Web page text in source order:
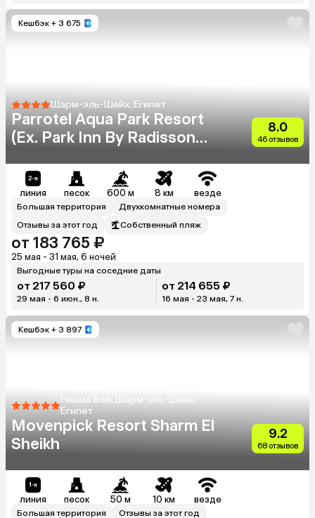
Кешбэк + 3 675
Шарм-эль-Шейх, Египет
Parrotel Aqua Park Resort
(Ex. Park Inn By Radisson
8.0
46 отзывов
линия песок 600 м 8 км везде
Большая территория
Двухкомнатные номера
Отзывы за этот год
Собственный пляж
от 183 765 ₽
25 мая - 31 мая, 6 ночей
Выгодные туры на соседние даты
от 217 560 ₽
29 мая - 6 июн., 8 н.
от 214 655 ₽
16 мая - 23 мая, 7 н.
Кешбэк + 3 897
Наама Бэй, Шарм-эль-Шейх,
Египет
Movenpick Resort Sharm El
Sheikh
9.2
68 отзывов
линия песок 50 м 10 км везде
Большая территория Отзывы за этот год